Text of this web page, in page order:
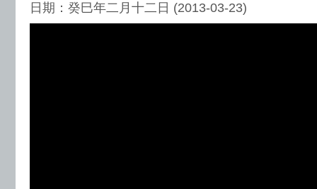
日期：癸巳年二月十二日 (2013-03-23)